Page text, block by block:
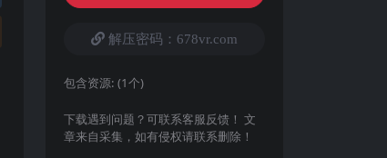
解压密码：678vr.com
包含资源: (1个)
下载遇到问题？可联系客服反馈！ 文
章来自采集，如有侵权请联系删除！